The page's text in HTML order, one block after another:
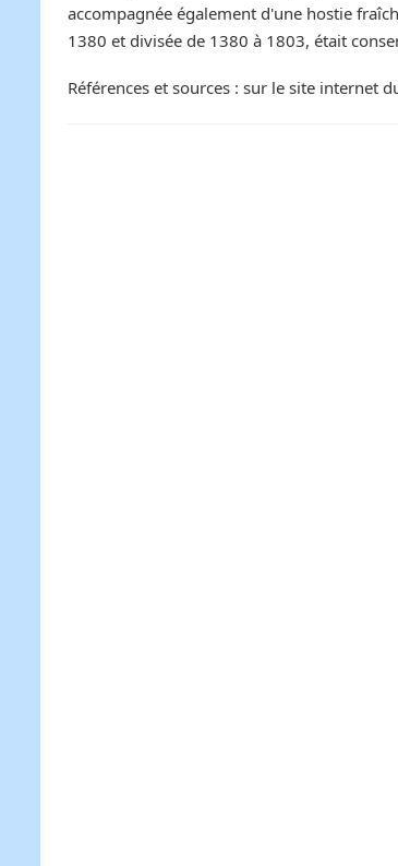
accompagnée également d'une hostie
1380 et divisée de 1380 à 1803, était
Références et sources : sur le site internet